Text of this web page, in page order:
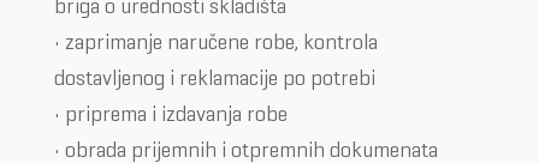
briga o urednosti skladišta
• zaprimanje naručene robe, kontrola
dostavljenog i reklamacije po potrebi
• priprema i izdavanja robe
• obrada prijemnih i otpremnih dokumenata